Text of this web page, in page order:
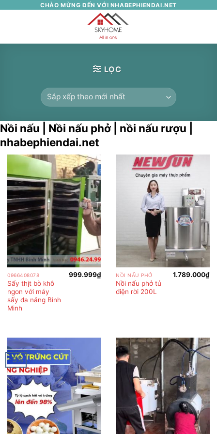
CHÀO MỪNG ĐẾN VỚI NHABEPHIENDAI.NET
LỌC
Nồi nấu | Nồi nấu phở | nồi nấu rượu |
nhabephiendai.net
0966408078
Sấy thịt bò khô
ngon với máy
sấy đa năng Bình
Minh
999.999₫ NỒI NẤU PHỞ
Nồi nấu phở tủ
điện rời 200L
1.789.000₫
-5%